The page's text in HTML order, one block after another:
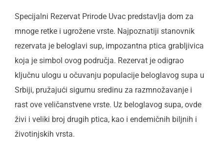
Specijalni Rezervat Prirode Uvac predstavlja dom za
mnoge retke i ugrožene vrste. Najpoznatiji stanovnik
rezervata je beloglavi sup, impozantna ptica grabljivica
koja je simbol ovog područja. Rezervat je odigrao
ključnu ulogu u očuvanju populacije beloglavog supa u
Srbiji, pružajući sigurnu sredinu za razmnožavanje i
rast ove veličanstvene vrste. Uz beloglavog supa, ovde
živi i veliki broj drugih ptica, kao i endemičnih biljnih i
životinjskih vrsta.